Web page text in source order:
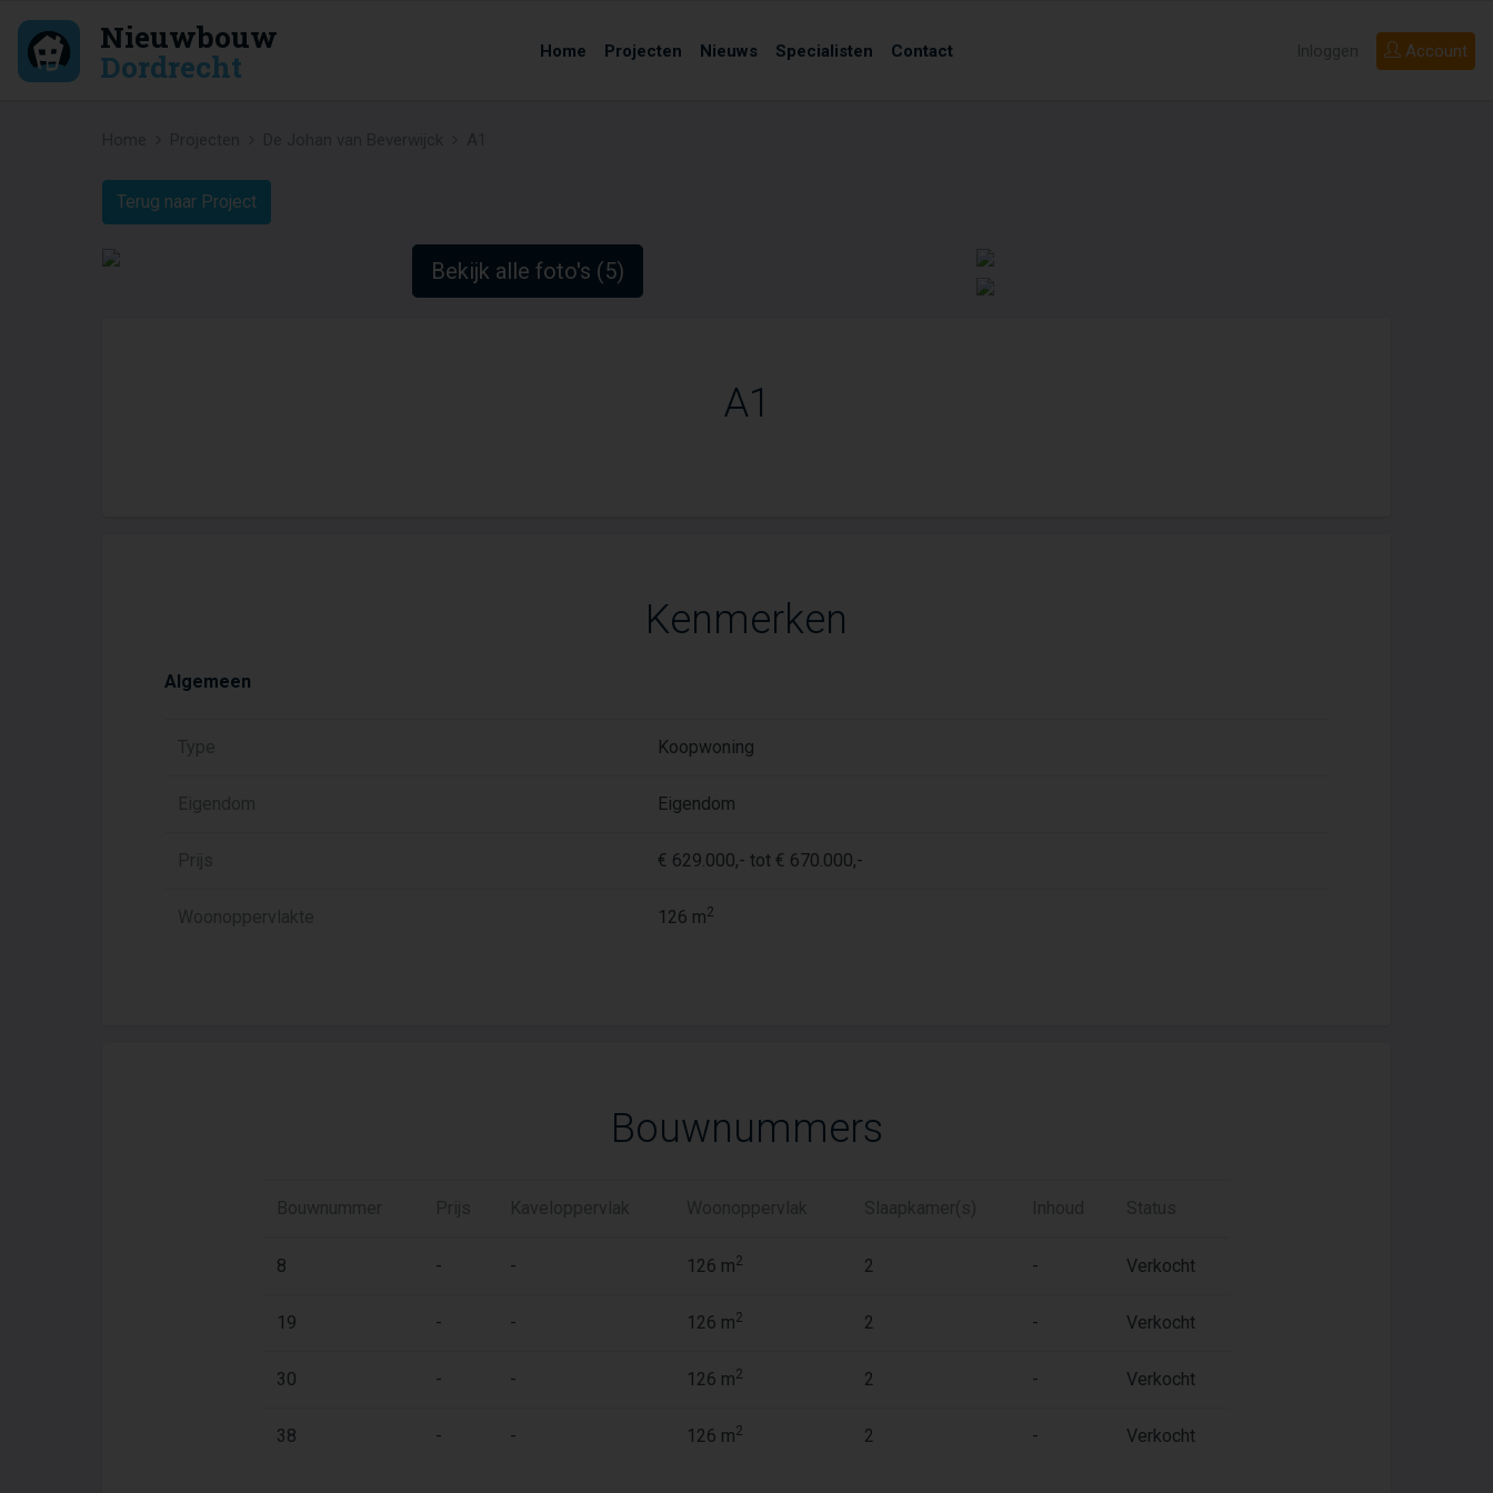
Nieuwbouw
Dordrecht Home Projecten Nieuws Specialisten Contact Account
Inloggen
Terug naar Project
Bekijk alle foto's (5)
A1
Kenmerken
Algemeen
Type Koopwoning
Eigendom Eigendom
Prijs € 629.000,- tot € 670.000,-
Woonoppervlakte 126 m2
Bouwnummers
Bouwnummer Prijs Kaveloppervlak Woonoppervlak Slaapkamer(s) Inhoud Status
8 - - 126 m2 2 - Verkocht
19 - - 126 m2 2 - Verkocht
30 - - 126 m2 2 - Verkocht
38 - - 126 m2 2 - Verkocht